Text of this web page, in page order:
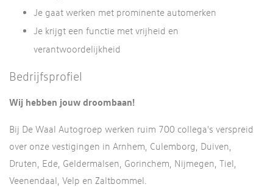
Je gaat werken met prominente automerken
Je krijgt een functie met vrijheid en
verantwoordelijkheid
Bedrijfsprofiel
Wij hebben jouw droombaan!
Bij De Waal Autogroep werken ruim 700 collega's verspreid
over onze vestigingen in Arnhem, Culemborg, Duiven,
Druten, Ede, Geldermalsen, Gorinchem, Nijmegen, Tiel,
Veenendaal, Velp en Zaltbommel.